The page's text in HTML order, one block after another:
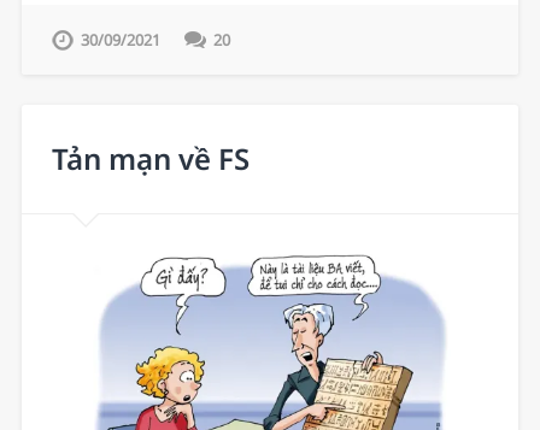
30/09/2021 20
Tản mạn về FS